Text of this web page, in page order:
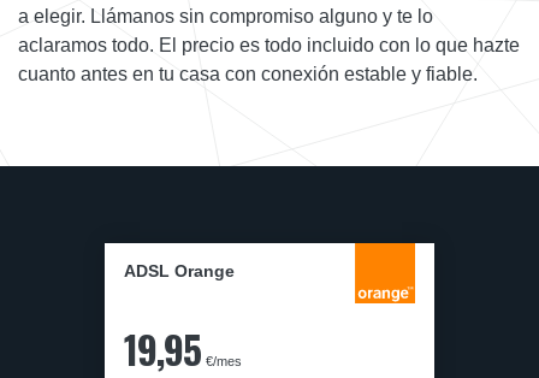
a elegir. Llámanos sin compromiso alguno y te lo
aclaramos todo. El precio es todo incluido con lo que hazte
cuanto antes en tu casa con conexión estable y fiable.
ADSL Orange
19,95 €/mes